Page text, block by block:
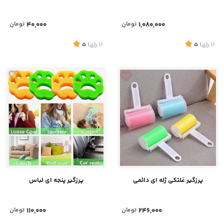
1,080,000 تومان
(1 رای)
5
40,000 تومان
(1 رای)
5
پرزگیر غلتکی ژله ای دائمی
246,000 تومان
پرزگیر پنجه ای لباس
110,000 تومان